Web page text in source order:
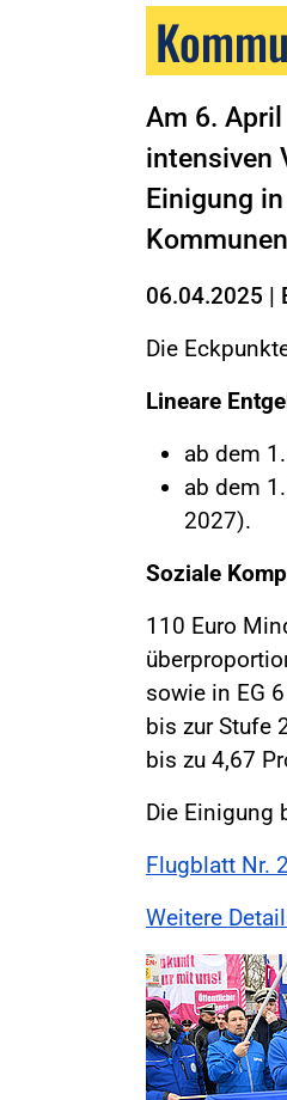
Am 6.
intensiven
Einigung
06.04.2025 |
Die
Lineare
ab dem
ab dem
2027).
Soziale
110 Euro
sowie in EG
bis zur Stufe
bis zu 4,67
Die Einigung
Flugblatt Nr.
Weitere